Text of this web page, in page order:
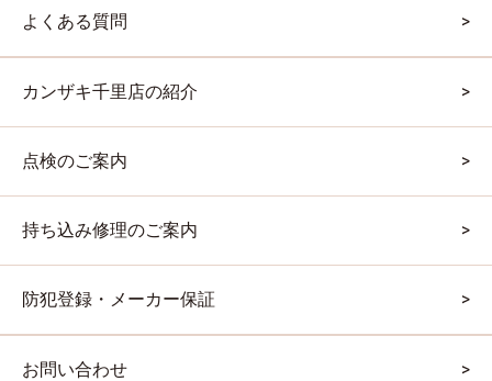
よくある質問
カンザキ千里店の紹介
点検のご案内
持ち込み修理のご案内
防犯登録・メーカー保証
お問い合わせ